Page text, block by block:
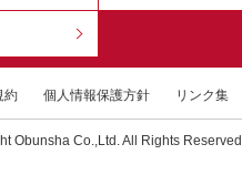
約 個人情報保護方針 リンク集
Obunsha Co.,Ltd. All Rights Reserved.